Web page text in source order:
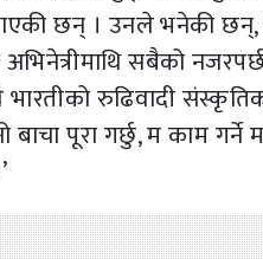
छन् । उनले भनेकी छन्,
सबैको
भारतीको रुढिवादी
बाचा पूरा गर्छु, म काम